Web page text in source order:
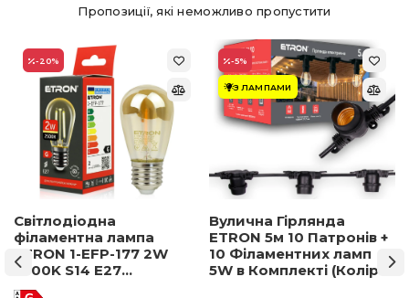
Пропозиції, які неможливо пропустити
-20%
Світлодіодна
філаментна лампа
ETRON 1-EFP-177 2W
2500K S14 E27
позолочене скло
-5%
З ЛАМПАМИ
Вулична Гірлянда
ETRON 5м 10 Патронів +
10 Філаментних ламп
5W в Комплекті (Колір